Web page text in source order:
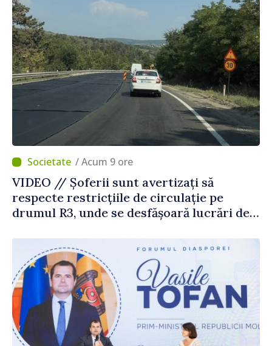
/ Acum 9 ore
VIDEO // Șoferii sunt avertizați să
respecte restricțiile de circulație pe
drumul R3, unde se desfășoară lucrări de